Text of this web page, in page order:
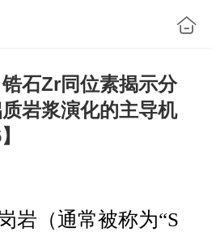
石Zr同位素揭示分
岩浆演化的主导机
岩（通常被称为“S